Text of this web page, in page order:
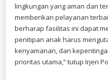
lingkungan yang aman dan
memberikan pelayanan
berharap fasilitas ini dapat
penitipan anak harus
kenyamanan, dan
prioritas utama,” tutup Irjen